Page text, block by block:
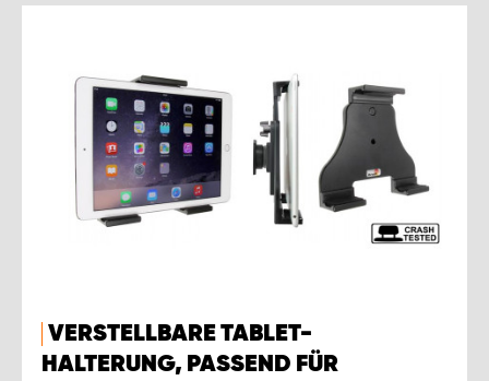
VERSTELLBARE TABLET-
HALTERUNG, PASSEND FÜR